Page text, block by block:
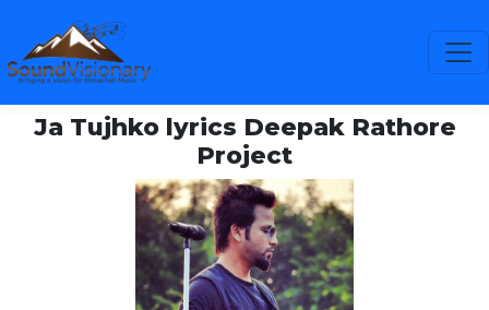
Ja Tujhko lyrics Deepak Rathore
Project